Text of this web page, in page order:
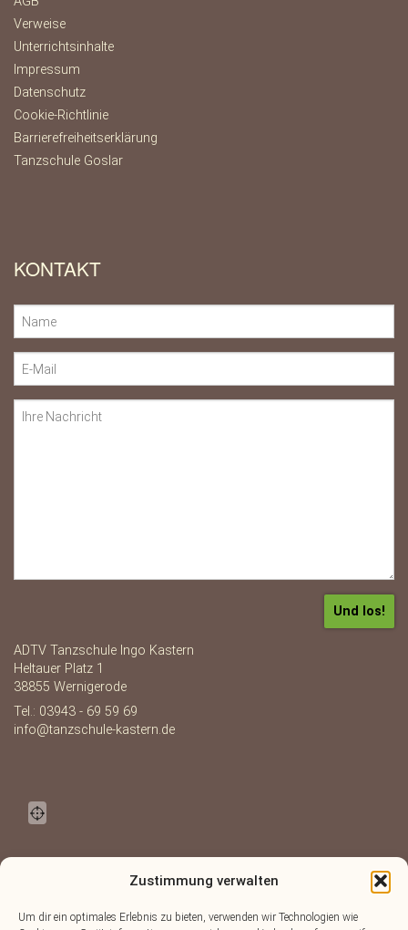
Zustimmung verwalten
Um dir ein optimales Erlebnis zu bieten, verwenden wir Technologien wie
Verweise
Unterrichtsinhalte
Impressum
Datenschutz
Cookie-Richtlinie
Barrierefreiheitserklärung
Tanzschule Goslar
KONTAKT
ADTV Tanzschule Ingo Kastern
Heltauer Platz 1
38855 Wernigerode
Tel.: 03943 - 69 59 69
info@tanzschule-kastern.de